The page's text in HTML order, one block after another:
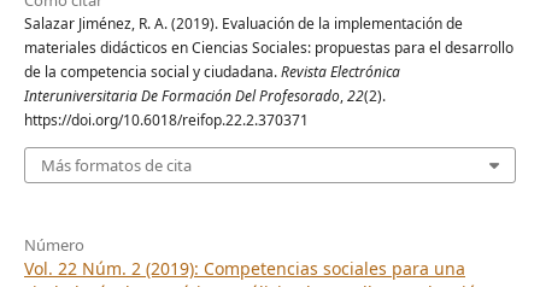
Salazar Jiménez, R. A. (2019). Evaluación de la implementación de
materiales didácticos en Ciencias Sociales: propuestas para el desarrollo
de la competencia social y ciudadana.Revista Electrónica
Interuniversitaria De Formación Del Profesorado,22(2).
https://doi.org/10.6018/reifop.22.2.370371
Más formatos de cita
Número
Vol. 22 Núm. 2 (2019): Competencias sociales para una